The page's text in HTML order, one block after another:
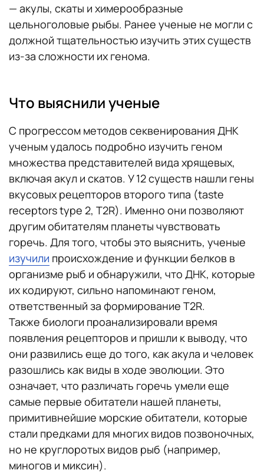
— акулы, скаты и химерообразные
цельноголовые рыбы. Ранее ученые не могли с
должной тщательностью изучить этих существ
из-за сложности их генома.
Что выяснили ученые
С прогрессом методов секвенирования ДНК
ученым удалось подробно изучить геном
множества представителей вида хрящевых,
включая акул и скатов. У 12 существ нашли гены
вкусовых рецепторов второго типа (taste
receptors type 2, T2R). Именно они позволяют
другим обитателям планеты чувствовать
горечь. Для того, чтобы это выяснить, ученые
изучили происхождение и функции белков в
организме рыб и обнаружили, что ДНК, которые
их кодируют, сильно напоминают геном,
ответственный за формирование T2R.
Также биологи проанализировали время
появления рецепторов и пришли к выводу, что
они развились еще до того, как акула и человек
разошлись как виды в ходе эволюции. Это
означает, что различать горечь умели еще
самые первые обитатели нашей планеты,
примитивнейшие морские обитатели, которые
стали предками для многих видов позвоночных,
но не круглоротых видов рыб (например,
миногов и миксин).